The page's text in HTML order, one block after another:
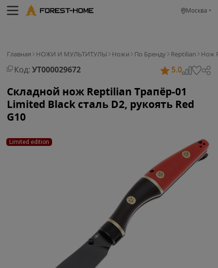
Москва
Главная НОЖИ И МУЛЬТИТУЛЫ Ножи По Бренду Reptilian Нож
Код: УТ000029672 5.0
Складной нож Reptilian Трапёр-01
Limited Black сталь D2, рукоять Red
G10
Limited edition